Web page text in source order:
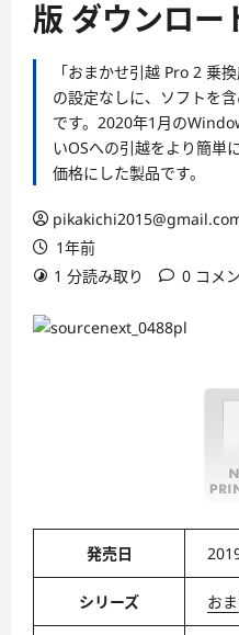
版 ダウンロー
「おまかせ引越 Pro 2 乗
の設定なしに、ソフトを
です。2020年1月の
いOSへの引越をより簡単
価格にした製品です。
1年前
1 分読み取り
0 コメ
発売日
シリーズ お